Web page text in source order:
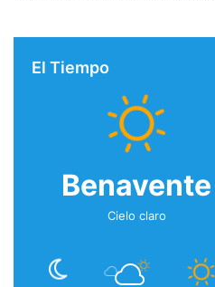
El Tiempo
Benavente
Cielo claro